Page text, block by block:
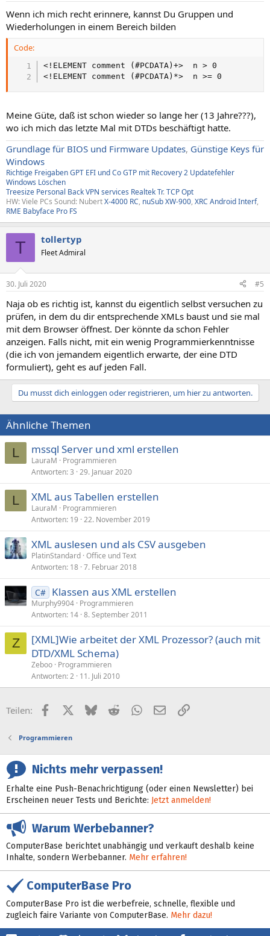
Wenn ich mich recht erinnere, kannst Du Gruppen und
Wiederholungen in einem Bereich bilden
Code:
<!ELEMENT comment (#PCDATA)+>  n > 0
<!ELEMENT comment (#PCDATA)*>  n >= 0
Meine Güte, daß ist schon wieder so lange her (13 Jahre???),
wo ich mich das letzte Mal mit DTDs beschäftigt hatte.
Grundlage für BIOS und Firmware Updates, Günstige Keys für
Windows
Richtige FreigabenGPT EFI und CoGTP mit Recovery2 Updatefehler
Windows Löschen
Treesize Personal BackVPN services Realtek Tr.TCP Opt
HW: Viele PCs Sound: NubertX-4000 RC, nuSub XW-900, XRC Android Interf,
RME Babyface Pro FS
T tollertyp
Fleet Admiral
30. Juli 2020 #5
Naja ob es richtig ist, kannst du eigentlich selbst versuchen zu
prüfen, in dem du dir entsprechende XMLs baust und sie mal
mit dem Browser öffnest. Der könnte da schon Fehler
anzeigen. Falls nicht, mit ein wenig Programmierkenntnisse
(die ich von jemandem eigentlich erwarte, der eine DTD
formuliert), geht es auf jeden Fall.
Du musst dich einloggen oder registrieren, um hier zu antworten.
Ähnliche Themen
L mssql Server und xml erstellen
LauraM
Programmieren
Antworten 3 29. Januar 2020
L XML aus Tabellen erstellen
LauraM
Programmieren
Antworten 19 22. November 2019
XML auslesen und als CSV ausgeben
PlatinStandard Office und Text
Antworten 18 7. Februar 2018
C# Klassen aus XML erstellen
Murphy9904 Programmieren
Antworten 14 8. September 2011
Z
[XML]Wie arbeitet der XML Prozessor? (auch mit
DTD/XML Schema)
Zeboo Programmieren
Antworten 2 11. Juli 2010
Teilen: FacebookX (Twitter)
BlueskyRedditWhatsApp
E-MailLink
Programmieren
Nichts mehr verpassen!
Erhalte eine Push-Benachrichtigung (oder einen Newsletter) bei
Erscheinen neuer Tests und Berichte: Jetzt anmelden!
Warum Werbebanner?
ComputerBase berichtet unabhängig und verkauft deshalb keine
Inhalte, sondern Werbebanner. Mehr erfahren!
ComputerBase Pro
ComputerBase Pro ist die werbefreie, schnelle, flexible und
zugleich faire Variante von ComputerBase. Mehr dazu!